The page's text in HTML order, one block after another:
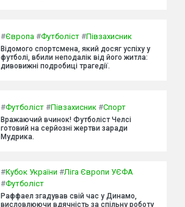
#Європа #Футболіст #Півзахисник
Відомого спортсмена, який досяг успіху у
футболі, вбили неподалік від його житла:
дивовижні подробиці трагедії.
#Футболіст #Півзахисник #Спорт
Вражаючий вчинок! Футболіст Челсі
готовий на серйозні жертви заради
Мудрика.
#Кубок України #Ліга Європи УЄФА
#Футболіст
Раффаел згадував свій час у Динамо,
висловлюючи вдячність за спільну роботу